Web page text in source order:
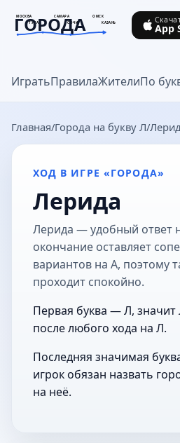
МОСКВА САМАРА
ОМСК
ТУЛА
СОЧИ КАЗАНЬ
ГОРОДА
goroda-na.ru
ИгратьПравилаЖителиПо
App
Главная Города на букву Л
ХОД В ИГРЕ «ГОРОДА»
Лерида
Лерида — удобный ответ
окончание оставляет
вариантов на А, поэтому
проходит спокойно.
Первая буква — Л, значит
после любого хода на Л.
Последняя значимая
игрок обязан назвать
на неё.